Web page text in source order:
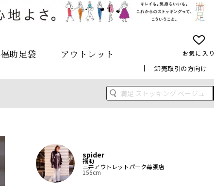
福助足袋 アウトレット お気に入り
卸売取引の方向け
spider
福助
三井アウトレットパーク幕張店
156cm